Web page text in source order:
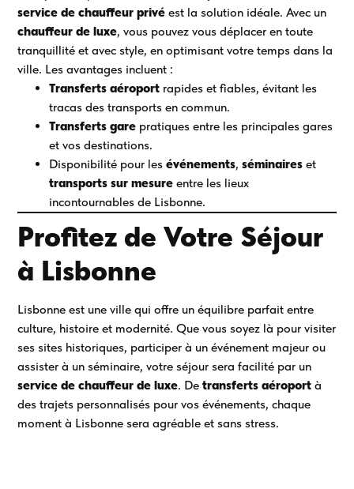
service de chauffeur privé est la solution idéale. Avec un
chauffeur de luxe, vous pouvez vous déplacer en toute
tranquillité et avec style, en optimisant votre temps dans la
ville. Les avantages incluent :
Transferts aéroport rapides et fiables, évitant les
tracas des transports en commun.
Transferts gare pratiques entre les principales gares
et vos destinations.
Disponibilité pour lesévénements,séminaires et
transports sur mesure entre les lieux
incontournables de Lisbonne.
Profitez de Votre Séjour
à Lisbonne
Lisbonne est une ville qui offre un équilibre parfait entre
culture, histoire et modernité. Que vous soyez là pour visiter
ses sites historiques, participer à un événement majeur ou
assister à un séminaire, votre séjour sera facilité par un
service de chauffeur de luxe. Detransferts aéroport à
des trajets personnalisés pour vos événements, chaque
moment à Lisbonne sera agréable et sans stress.